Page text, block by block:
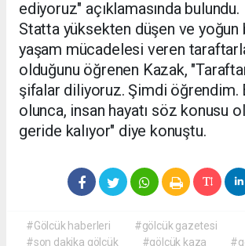
ediyoruz" açıklamasında bulundu.
Statta yüksekten düşen ve yoğun
yaşam mücadelesi veren
olduğunu öğrenen Kazak,
şifalar diliyoruz. Şimdi öğrendim.
olunca, insan hayatı söz konusu
geride kalıyor" diye konuştu.
#Gölcük haberleri
#gölcük gazetesi
#son dakika gölcük
#gölcük kaza